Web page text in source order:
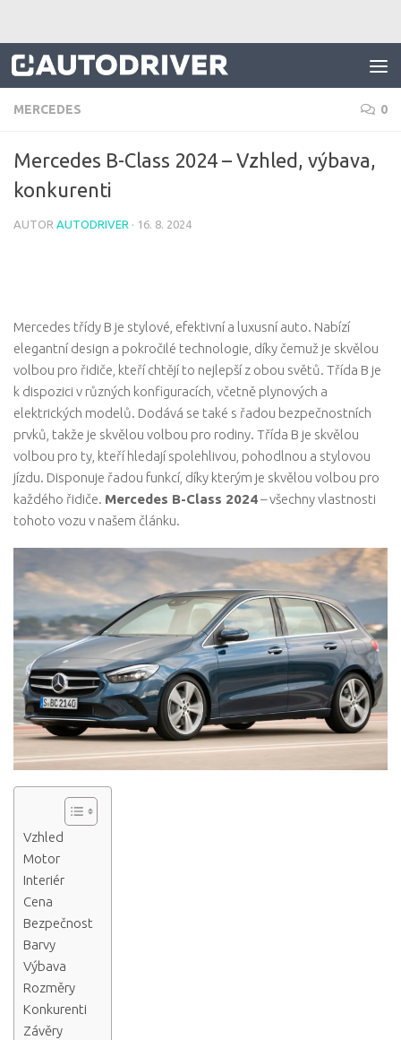
MERCEDES 0
Mercedes B-Class 2024 – Vzhled, výbava,
konkurenti
AUTOR AUTODRIVER · 16. 8. 2024
Mercedes třídy B je stylové, efektivní a luxusní auto. Nabízí
elegantní design a pokročilé technologie, díky čemuž je skvělou
volbou pro řidiče, kteří chtějí to nejlepší z obou světů. Třída B je
k dispozici v různých konfiguracích, včetně plynových a
elektrických modelů. Dodává se také s řadou bezpečnostních
prvků, takže je skvělou volbou pro rodiny. Třída B je skvělou
volbou pro ty, kteří hledají spolehlivou, pohodlnou a stylovou
jízdu. Disponuje řadou funkcí, díky kterým je skvělou volbou pro
každého řidiče. Mercedes B-Class 2024– všechny vlastnosti
tohoto vozu v našem článku.
Vzhled
Motor
Interiér
Cena
Bezpečnost
Barvy
Výbava
Rozměry
Konkurenti
Závěry